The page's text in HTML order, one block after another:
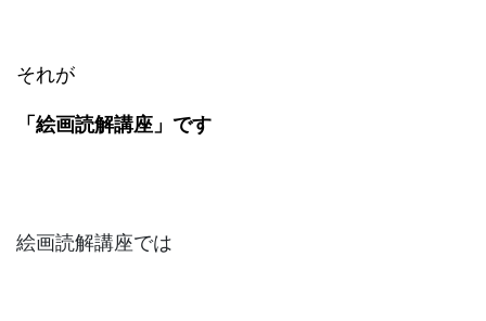
それが
「絵画読解講座」です
絵画読解講座では